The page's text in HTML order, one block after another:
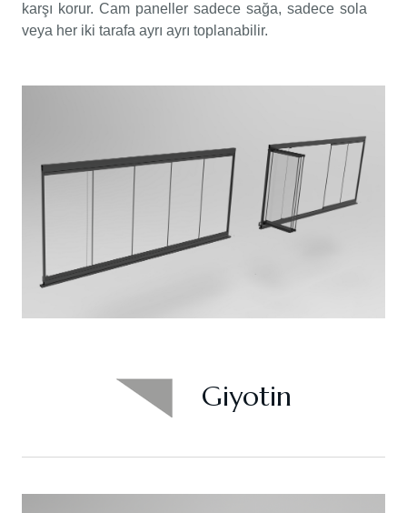
karşı korur. Cam paneller sadece sağa, sadece sola
veya her iki tarafa ayrı ayrı toplanabilir.
Giyotin